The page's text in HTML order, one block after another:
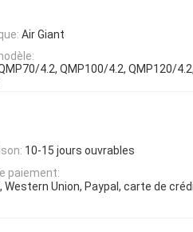
Air Giant
4.2, QMP100/4.2, QMP120/
10-15 jours ouvrables
paiement:
Western Union, Paypal, carte de